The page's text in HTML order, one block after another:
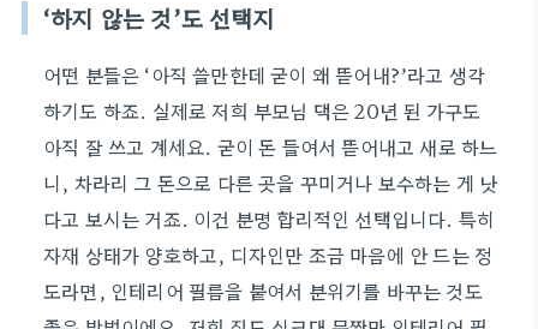
‘하지 않는 것’도 선택지
어떤 분들은 ‘아직 쓸만한데 굳이 왜 뜯어내?’라고 생각
하기도 하죠. 실제로 저희 부모님 댁은 20년 된 가구도
아직 잘 쓰고 계세요. 굳이 돈 들여서 뜯어내고 새로 하느
니, 차라리 그 돈으로 다른 곳을 꾸미거나 보수하는 게 낫
다고 보시는 거죠. 이건 분명 합리적인 선택입니다. 특히
자재 상태가 양호하고, 디자인만 조금 마음에 안 드는 정
도라면, 인테리어 필름을 붙여서 분위기를 바꾸는 것도